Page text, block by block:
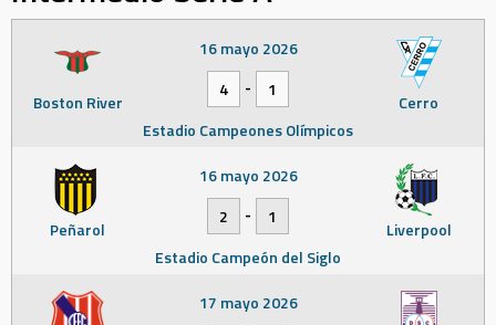
Boston River Cerro
16 mayo 2026
4
-
1
Estadio Campeones Olímpicos
Peñarol Liverpool
16 mayo 2026
2
-
1
Estadio Campeón del Siglo
17 mayo 2026